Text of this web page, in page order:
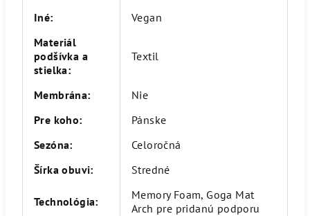
Iné:
Vegan
Materiál
podšívka a
stielka:
Textil
Membrána:
Nie
Pre koho:
Pánske
Sezóna:
Celoročná
Šírka obuvi: Stredné
Technológia:
Memory Foam, Goga Mat
Arch pre pridanú podporu